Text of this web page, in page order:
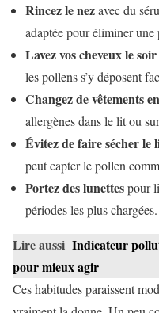
Rincez le nezavec du
adaptée pour éliminer une
Lavez vos cheveux le soir
les pollens s’y déposent
Changez de vêtements
allergènes dans le lit ou
Évitez de faire sécher le
peut capter le pollen
Portez des lunettespour
périodes les plus chargées.
Lire aussi Indicateur
pour mieux agir
Ces habitudes paraissent